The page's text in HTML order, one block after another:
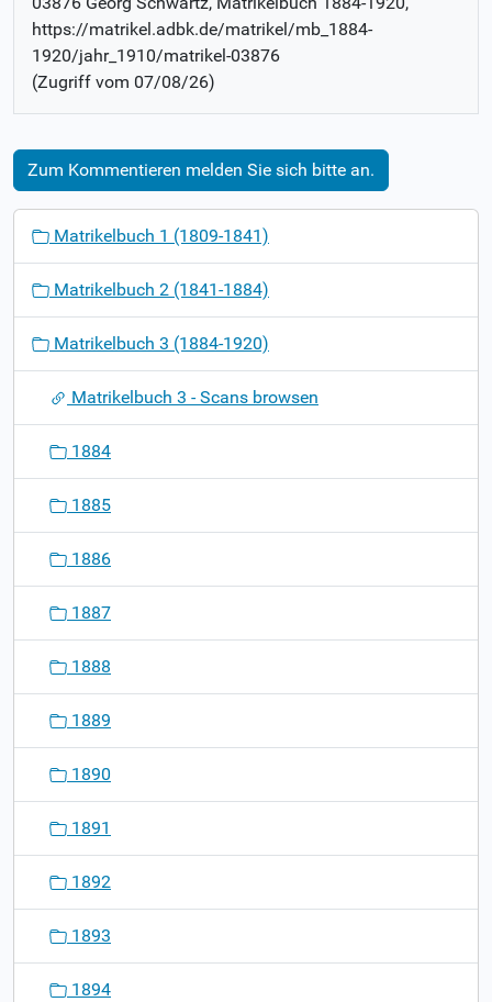
https://matrikel.adbk.de/matrikel/mb_1884-
1920/jahr_1910/matrikel-03876
(Zugriff vom 07/08/26)
Zum Kommentieren melden Sie sich bitte an.
o
Matrikelbuch 1 (1809-1841)
Matrikelbuch 2 (1841-1884)
Matrikelbuch 3 (1884-1920)
Matrikelbuch 3 - Scans browsen
1884
1885
1886
1887
1888
1889
1890
1891
1892
1893
1894